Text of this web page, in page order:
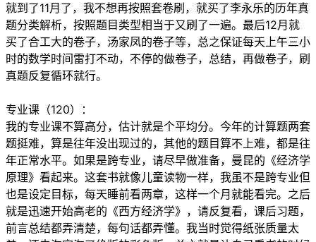
就到了11月了，我不想再按照套卷刷，就买了李永乐的历年真
题分类解析，按照题目类型相当于又刷了一遍。最后12月就
买了合工大的卷子，汤家凤的卷子等，总之保证每天上午三小
时的数学时间雷打不动，不停的做卷子，总结，再做卷子，刷
真题反复循环就行。
专业课（120）：
我的专业课不算高分，估计就是个平均分。今年的计算题两套
题挺难，算是往年没出现过的，其他的题目算不上难，都是往
年正常水平。如果是跨专业，请尽早做准备，曼昆的《经济学
原理》看起来。这套书就像儿童读物一样，我虽不是跨专业但
也是设定目标，每天睡前看两章，这样一个月就能看完。之后
就是迅速开始高老的《西方经济学》，请反复看，课后习题，
前言总结都弄清楚，每句话都弄懂。我当时觉得纸张质量太